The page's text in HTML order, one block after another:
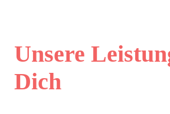
Unsere
Dich